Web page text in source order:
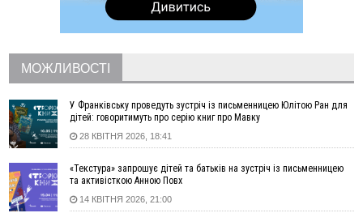
На Прикарпатті за пів року трапилось понад 100 ДТП через
нетверезих водіїв
08:08
рф масовано атакувала Київ та область: 14 загиблих,
десятки постраждалих і пожежі (фото, відео)
04 Серпня
19:49
«Коли я обернувся, ворог уже був у нашій траншеї»:
командир з Надвірної на псевдо «Француз»
18:45
Є висока потреба у кількох групах крові: прикарпатців
просять у серпні ставати донорами
МОЖЛИВОСТІ
У Франківську проведуть зустріч із письменницею Юлітою Ран для
дітей: говоритимуть про серію книг про Мавку
28 КВІТНЯ 2026, 18:41
«Текстура» запрошує дітей та батьків на зустріч із письменницею
та активісткою Анною Повх
14 КВІТНЯ 2026, 21:00